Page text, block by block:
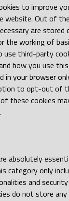
to improve
website. Out of
are stored
the working of
use third-party
how you use
in your browser
to opt-out of
these cookies
absolutely
category only
and
do not store